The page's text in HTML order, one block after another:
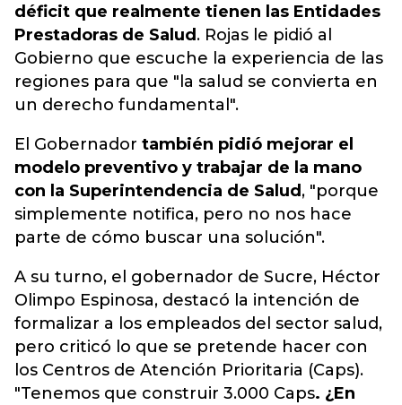
déficit que realmente tienen las Entidades
Prestadoras de Salud . Rojas le pidió al
Gobierno que escuche la experiencia de las
regiones para que "la salud se convierta en
un derecho fundamental".
El Gobernador también pidió mejorar el
modelo preventivo y trabajar de la mano
con la Superintendencia de Salud , "porque
simplemente notifica, pero no nos hace
parte de cómo buscar una solución".
A su turno, el gobernador de Sucre, Héctor
Olimpo Espinosa, destacó la intención de
formalizar a los empleados del sector salud,
pero criticó lo que se pretende hacer con
los Centros de Atención Prioritaria (Caps).
"Tenemos que construir 3.000 Caps. ¿En